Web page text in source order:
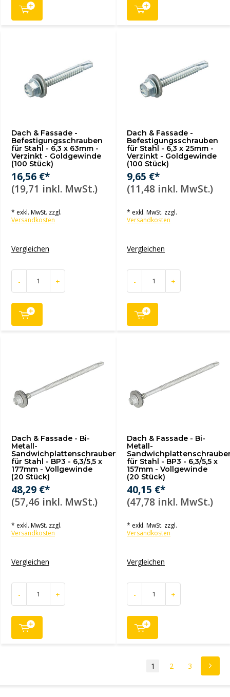
Dach & Fassade -
Befestigungsschrauben
für Stahl - 6,3 x 63mm -
Verzinkt - Goldgewinde
(100 Stück)
16,56 €*
(19,71 inkl. MwSt.)
* exkl. MwSt. zzgl.
Versandkosten
Vergleichen
- +
Dach & Fassade -
Befestigungsschrauben
für Stahl - 6,3 x 25mm -
Verzinkt - Goldgewinde
(100 Stück)
9,65 €*
(11,48 inkl. MwSt.)
* exkl. MwSt. zzgl.
Versandkosten
Vergleichen
- +
Dach & Fassade - Bi-
Metall-
Sandwichplattenschrauben
für Stahl - BP3 - 6,3/5,5 x
177mm - Vollgewinde
(20 Stück)
48,29 €*
(57,46 inkl. MwSt.)
* exkl. MwSt. zzgl.
Versandkosten
Vergleichen
- +
Dach & Fassade - Bi-
Metall-
für Stahl - BP3 - 6,3/5,5 x
157mm - Vollgewinde
(20 Stück)
40,15 €*
(47,78 inkl. MwSt.)
* exkl. MwSt. zzgl.
Versandkosten
Vergleichen
- +
1 2 3